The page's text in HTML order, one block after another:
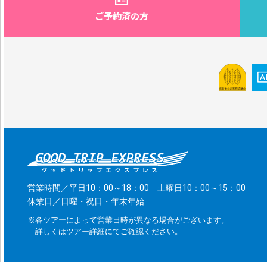
ご予約済の方
営業時間／平日10：00～18：00 土曜日10：00～15：00
休業日／日曜・祝日・年末年始
※各ツアーによって営業日時が異なる場合がございます。
詳しくはツアー詳細にてご確認ください。